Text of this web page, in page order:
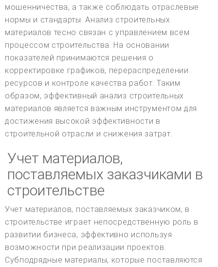
мошенничества, а также соблюдать отраслевые
нормы и стандарты. Анализ строительных
материалов тесно связан с управлением всем
процессом строительства. На основании
показателей принимаются решения о
корректировке графиков, перераспределении
ресурсов и контроле качества работ. Таким
образом, эффективный анализ строительных
материалов является важным инструментом для
достижения высокой эффективности в
строительной отрасли и снижения затрат.
Учет материалов,
поставляемых заказчиками в
строительстве
Учет материалов, поставляемых заказчиком, в
строительстве играет непосредственную роль в
развитии бизнеса, эффективно используя
возможности при реализации проектов.
Субподрядные материалы, которые поставляются